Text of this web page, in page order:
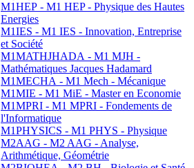
M1HEP - M1 HEP - Physique des Hautes
Energies
M1IES - M1 IES - Innovation, Entreprise
et Société
M1MATHJHADA - M1 MJH -
Mathématiques Jacques Hadamard
M1MECHA - M1 Mech - Mécanique
M1MIE - M1 MiE - Master en Economie
M1MPRI - M1 MPRI - Fondements de
l'Informatique
M1PHYSICS - M1 PHYS - Physique
M2AAG - M2 AAG - Analyse,
Arithmétique, Géométrie